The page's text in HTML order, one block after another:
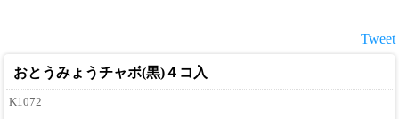
Tweet
おとうみょうチャボ(黒)４コ入
K1072